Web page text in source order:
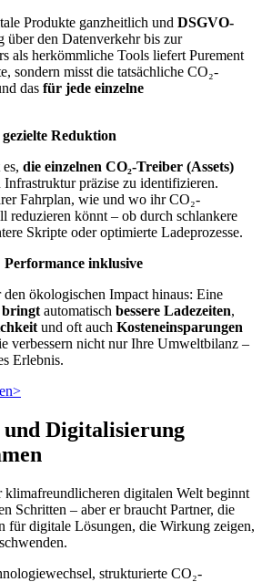
Produkte ganzheitlich und DSGVO-
über den Datenverkehr bis zur
als herkömmliche Tools liefert Purement
sondern misst die tatsächliche CO₂-
das für jede einzelne
Reduktion
die einzelnen CO₂-Treiber (Assets)
präzise zu identifizieren.
Fahrplan, wie und wo ihr CO₂-
reduzieren könnt – ob durch schlankere
Skripte oder optimierte Ladeprozesse.
inklusive
ökologischen Impact hinaus: Eine
bringt automatisch bessere Ladezeiten,
und oft auch Kosteneinsparungen
verbessern nicht nur Ihre Umweltbilanz –
Erlebnis.
>
Digitalisierung
klimafreundlicheren digitalen Welt beginnt
Schritten – aber er braucht Partner, die
für digitale Lösungen, die Wirkung zeigen,
strukturierte CO₂-